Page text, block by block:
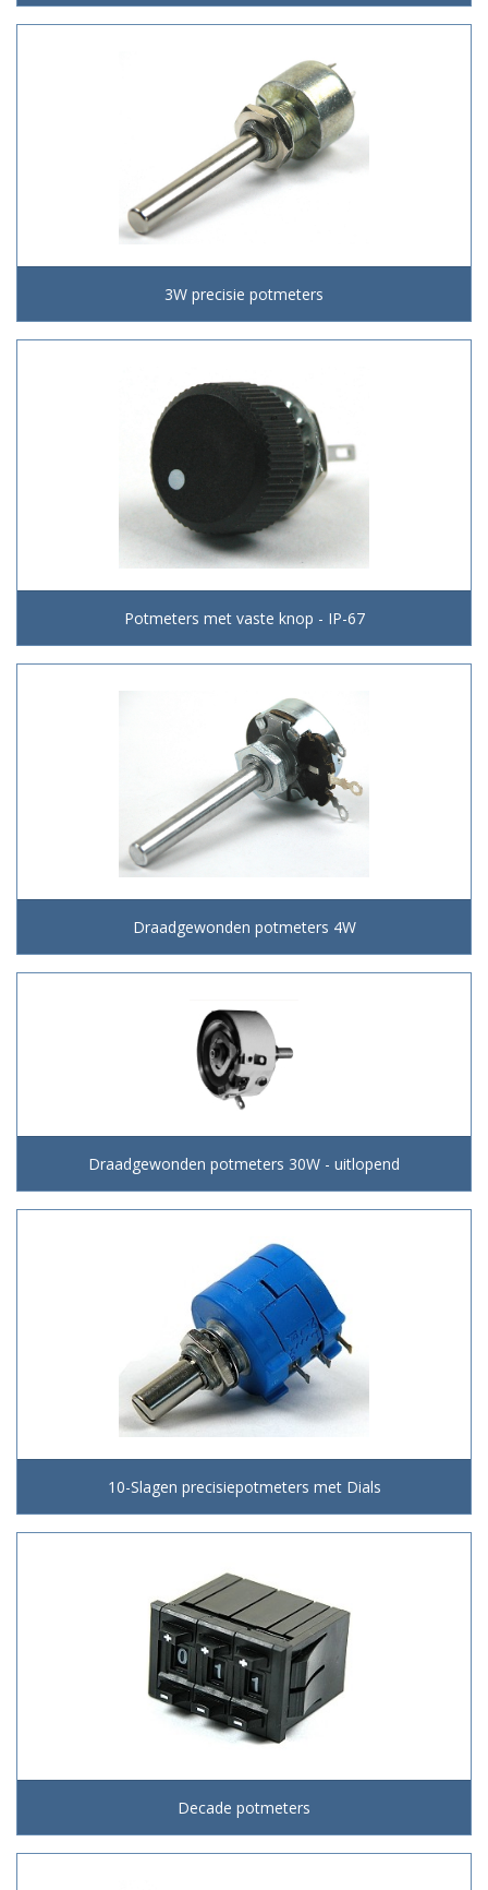
3W precisie potmeters
Potmeters met vaste knop - IP-67
Draadgewonden potmeters 4W
Draadgewonden potmeters 30W - uitlopend
10-Slagen precisiepotmeters met Dials
Decade potmeters